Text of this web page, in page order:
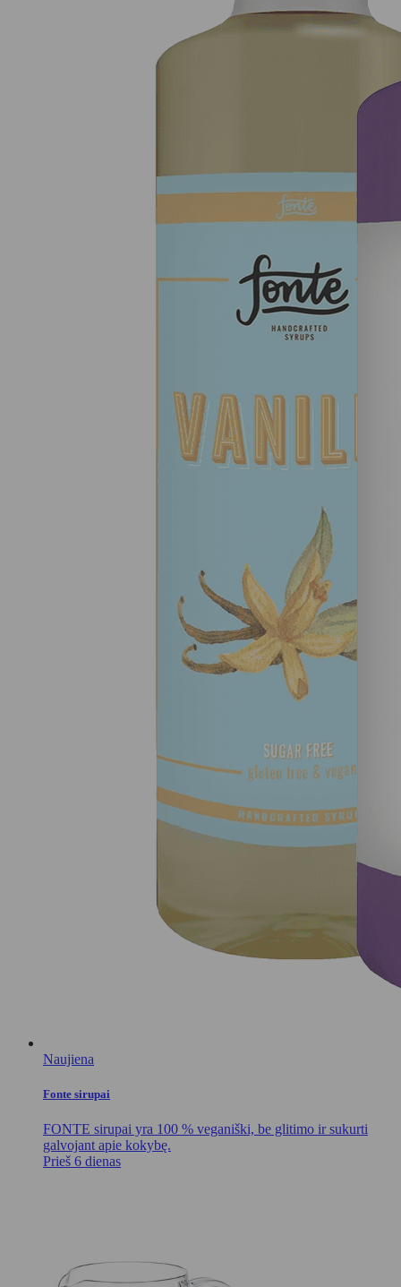
Naujiena
Fonte sirupai
FONTE sirupai yra 100 % veganiški, be glitimo ir sukurti
galvojant apie kokybę.
Prieš 6 dienas